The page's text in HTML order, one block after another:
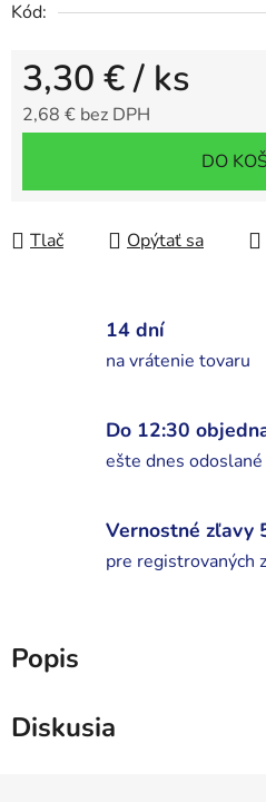
Kód:
3,30 €/ ks
2,68 € bez DPH
DO
Tlač Opýtať sa
14 dní
na vrátenie tovaru
Do 12:30
ešte dnes odoslané
Vernostné zľavy
pre registrovaných
Popis
Diskusia